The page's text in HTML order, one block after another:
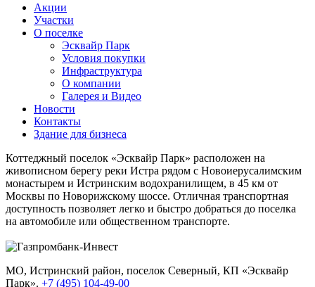
Акции
Участки
О поселке
Эсквайр Парк
Условия покупки
Инфраструктура
О компании
Галерея и Видео
Новости
Контакты
Здание для бизнеса
Коттеджный поселок «Эсквайр Парк» расположен на
живописном берегу реки Истра рядом с Новоиерусалимским
монастырем и Истринским водохранилищем, в 45 км от
Москвы по Новорижскому шоссе. Отличная транспортная
доступность позволяет легко и быстро добраться до поселка
на автомобиле или общественном транспорте.
МО, Истринский район, поселок Северный, КП «Эсквайр
Парк». +7 (495) 104-49-00